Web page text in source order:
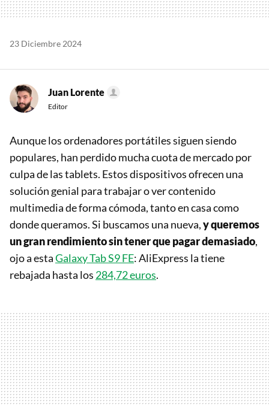
23 Diciembre 2024
Juan Lorente
Editor
Aunque los ordenadores portátiles siguen siendo
populares, han perdido mucha cuota de mercado por
culpa de las tablets. Estos dispositivos ofrecen una
solución genial para trabajar o ver contenido
multimedia de forma cómoda, tanto en casa como
donde queramos. Si buscamos una nueva,y queremos
un gran rendimiento sin tener que pagar demasiado,
ojo a estaGalaxy Tab S9 FE: AliExpress la tiene
rebajada hasta los 284,72 euros.